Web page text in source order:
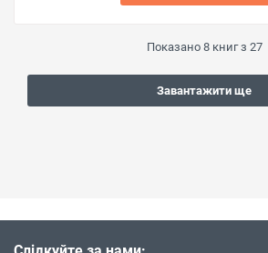
Показано 8книг з 27
Завантажити ще